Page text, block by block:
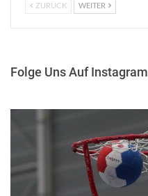
ZURÜCK WEITER
Folge Uns Auf Instagram